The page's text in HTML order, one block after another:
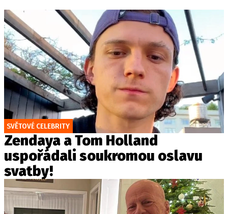
SVĚTOVÉ CELEBRITY
Zendaya a Tom Holland
uspořádali soukromou oslavu
svatby!